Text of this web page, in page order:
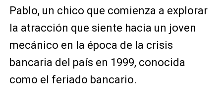
Pablo, un chico que comienza a explorar
la atracción que siente hacia un joven
mecánico en la época de la crisis
bancaria del país en 1999, conocida
como el feriado bancario.